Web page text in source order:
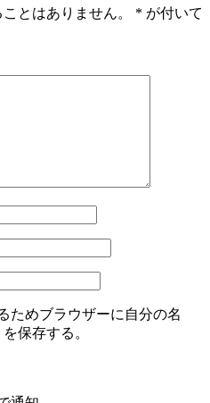
とはありません。 * が付いて
ためブラウザーに自分の名
保存する。